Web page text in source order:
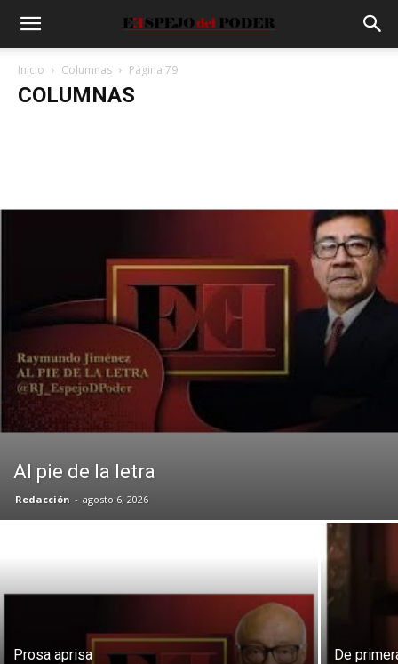
Inicio Columnas Página 79
COLUMNAS
Al pie de la letra
Redacción - agosto 6, 2026
Prosa aprisa De